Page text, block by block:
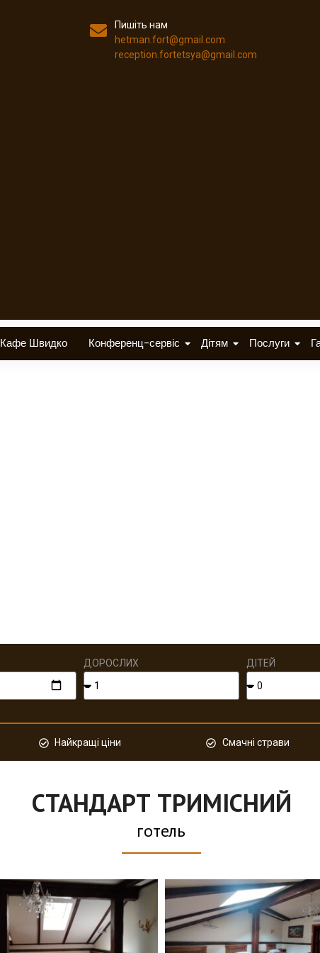
Пишіть нам
hetman.fort@gmail.com
reception.fortetsya@gmail.com
Кафе Швидко Конференц-сервіс Дітям Послуги
ДОРОСЛИХ
ДІТЕЙ
Найкращі ціни Смачні страви
СТАНДАРТ ТРИМІСНИЙ
готель